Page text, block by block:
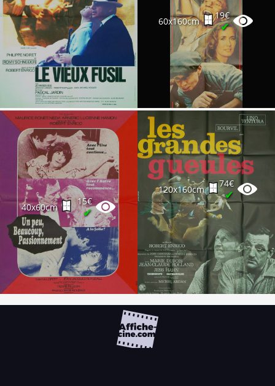
60x160cm
19€
✔
40x60cm
15€
✔
120x160cm
74€
✔